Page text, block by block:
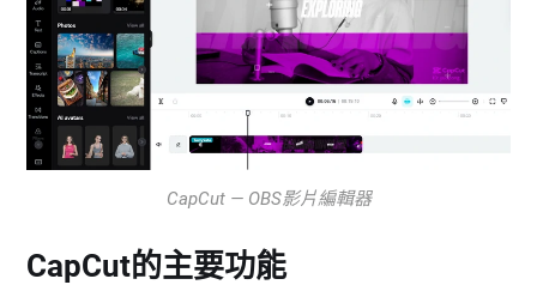
CapCut — OBS影片編輯器
CapCut的主要功能